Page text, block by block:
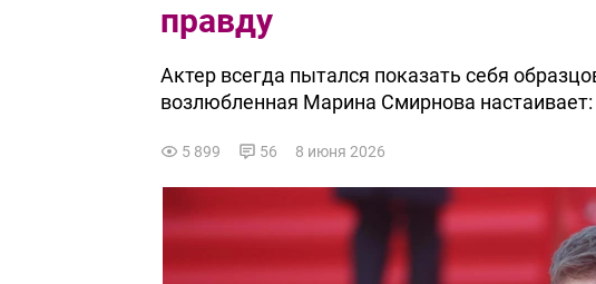
правду
Актер всегда пытался показать себя
возлюбленная Марина Смирнова
5 899 56 8 июня 2026